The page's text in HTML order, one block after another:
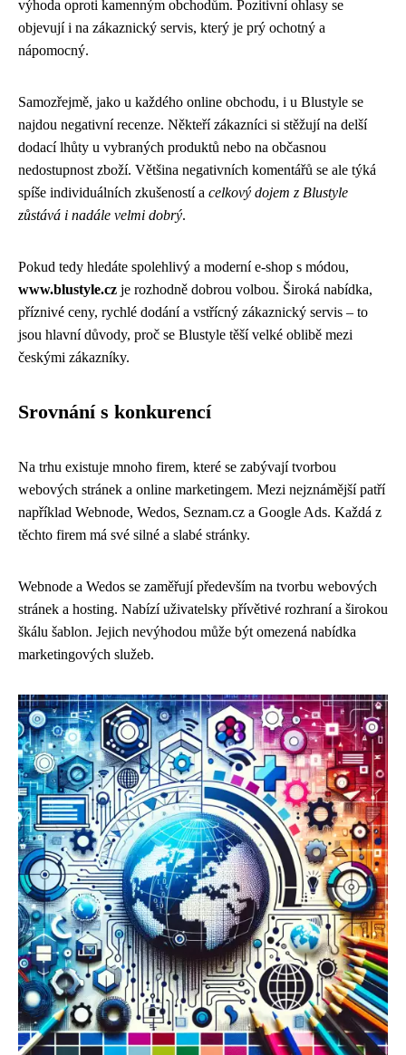
výhoda oproti kamenným obchodům. Pozitivní ohlasy se
objevují i na zákaznický servis, který je prý ochotný a
nápomocný.
Samozřejmě, jako u každého online obchodu, i u Blustyle se
najdou negativní recenze. Někteří zákazníci si stěžují na delší
dodací lhůty u vybraných produktů nebo na občasnou
nedostupnost zboží. Většina negativních komentářů se ale týká
spíše individuálních zkušeností a celkový dojem z Blustyle
zůstává i nadále velmi dobrý.
Pokud tedy hledáte spolehlivý a moderní e-shop s módou,
www.blustyle.cz je rozhodně dobrou volbou. Široká nabídka,
příznivé ceny, rychlé dodání a vstřícný zákaznický servis – to
jsou hlavní důvody, proč se Blustyle těší velké oblibě mezi
českými zákazníky.
Srovnání s konkurencí
Na trhu existuje mnoho firem, které se zabývají tvorbou
webových stránek a online marketingem. Mezi nejznámější patří
například Webnode, Wedos, Seznam.cz a Google Ads. Každá z
těchto firem má své silné a slabé stránky.
Webnode a Wedos se zaměřují především na tvorbu webových
stránek a hosting. Nabízí uživatelsky přívětivé rozhraní a širokou
škálu šablon. Jejich nevýhodou může být omezená nabídka
marketingových služeb.